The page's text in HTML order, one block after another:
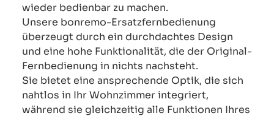
wieder bedienbar zu machen.
Unsere bonremo-Ersatzfernbedienung
überzeugt durch ein durchdachtes Design
und eine hohe Funktionalität, die der Original-
Fernbedienung in nichts nachsteht.
Sie bietet eine ansprechende Optik, die sich
nahtlos in Ihr Wohnzimmer integriert,
während sie gleichzeitig alle Funktionen Ihres